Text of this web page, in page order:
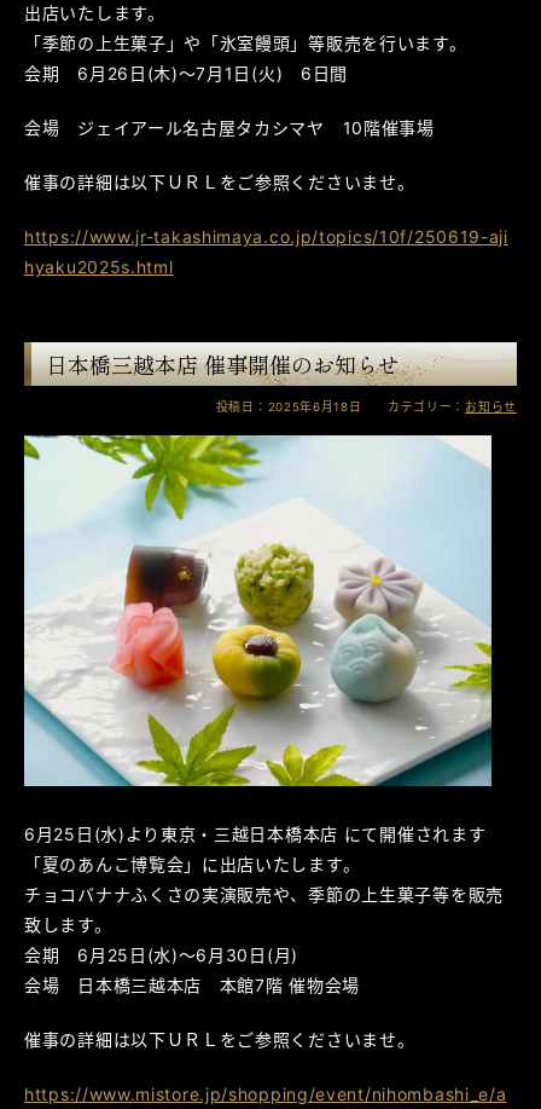
出店いたします。
「季節の上生菓子」や「氷室饅頭」等販売を行います。
会期 6月26日(木)～7月1日(火) 6日間
会場 ジェイアール名古屋タカシマヤ 10階催事場
催事の詳細は以下ＵＲＬをご参照くださいませ。
https://www.jr-takashimaya.co.jp/topics/10f/250619-aji
hyaku2025s.html
日本橋三越本店 催事開催のお知らせ
投稿日：2025年6月18日 カテゴリー： お知らせ
6月25日(水)より東京・三越日本橋本店 にて開催されます
「夏のあんこ博覧会」に出店いたします。
チョコバナナふくさの実演販売や、季節の上生菓子等を販売
致します。
会期 6月25日(水)～6月30日(月)
会場 日本橋三越本店 本館7階 催物会場
催事の詳細は以下ＵＲＬをご参照くださいませ。
https://www.mistore.jp/shopping/event/nihombashi_e/a